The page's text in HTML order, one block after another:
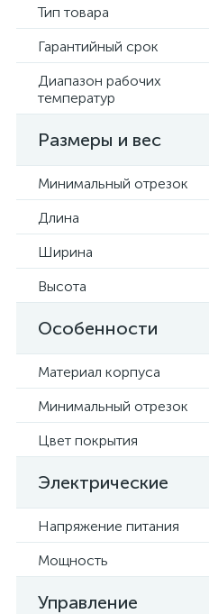
Тип товара
Гарантийный срок
Диапазон рабочих
температур
Размеры и вес
Минимальный отрезок
Длина
Ширина
Высота
Особенности
Материал корпуса
Минимальный отрезок
Цвет покрытия
Электрические
Напряжение питания
Мощность
Управление